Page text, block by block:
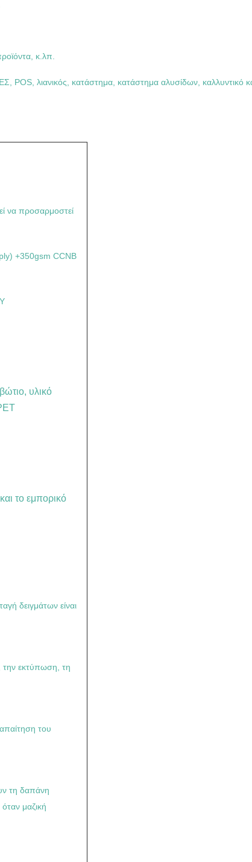
κ.λπ.
λιανικός, κατάστημα, κατάστημα αλυσίδων, καλλυντικό
να προσαρμοστεί
+350gsm CCNB
υλικό
το εμπορικό
δειγμάτων είναι
την εκτύπωση, τη
του
τη δαπάνη
μαζική